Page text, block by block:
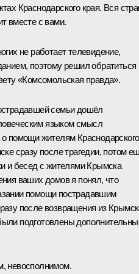
Краснодарского края. Вся
вместе с вами.
не работает телевидение,
поэтому решил обратиться
«Комсомольская правда».
семьи дошёл
языком смысл
о помощи жителям Краснодарского
сразу после трагедии, потом
и бесед с жителями Крымска
ваших домов я понял, что
помощи пострадавшим
после возвращения из
подготовлены
невосполнимом.